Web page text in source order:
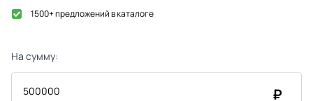
1500+ предложений в каталоге
На сумму:
₽